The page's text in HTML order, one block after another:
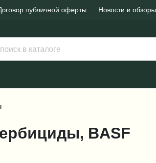
публичной оферты Новости и обзоры
BASF